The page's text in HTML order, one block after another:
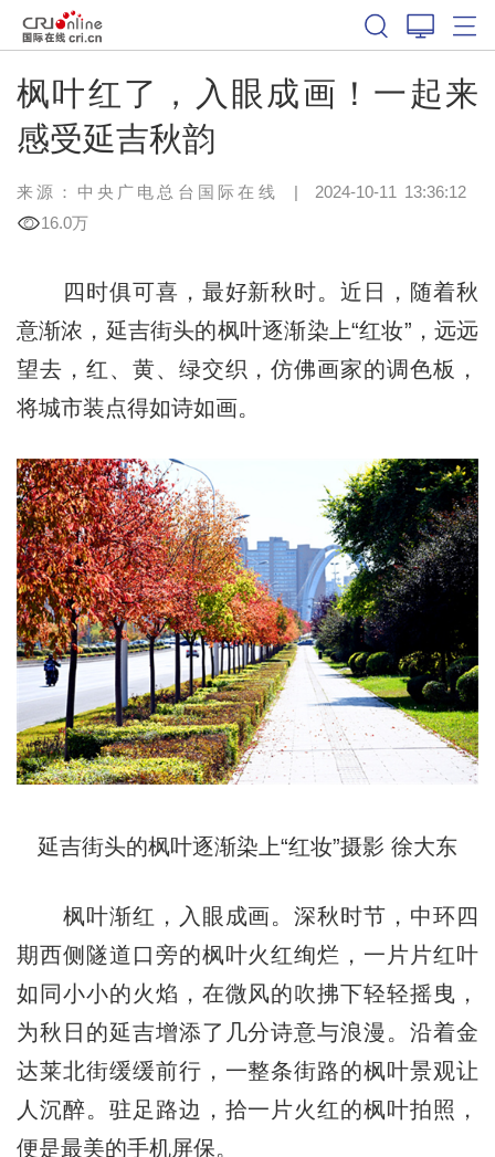
枫叶红了，入眼成画！一起来
感受延吉秋韵
来源：中央广电总台国际在线 | 2024-10-11 13:36:12
16.0万
四时俱可喜，最好新秋时。近日，随着秋
意渐浓，延吉街头的枫叶逐渐染上“红妆”，远远
望去，红、黄、绿交织，仿佛画家的调色板，
将城市装点得如诗如画。
延吉街头的枫叶逐渐染上“红妆”摄影 徐大东
枫叶渐红，入眼成画。深秋时节，中环四
期西侧隧道口旁的枫叶火红绚烂，一片片红叶
如同小小的火焰，在微风的吹拂下轻轻摇曳，
为秋日的延吉增添了几分诗意与浪漫。沿着金
达莱北街缓缓前行，一整条街路的枫叶景观让
人沉醉。驻足路边，拾一片火红的枫叶拍照，
便是最美的手机屏保。